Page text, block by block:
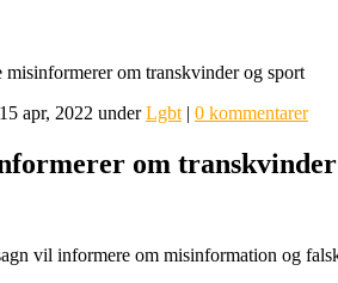
misinformerer om transkvinder og sport
apr, 2022 underLgbt | 0 kommentarer
om
vil informere om misinformation og